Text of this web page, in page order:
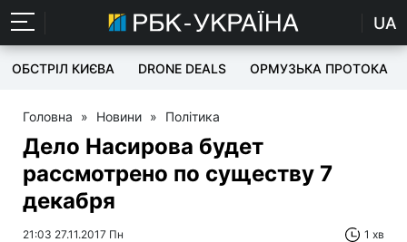
UA
ОБСТРІЛ КИЄВА DRONE DEALS ОРМУЗЬКА ПРОТОКА
Головна » Новини » Політика
Дело Насирова будет
рассмотрено по существу 7
декабря
21:03 27.11.2017 Пн 1 хв